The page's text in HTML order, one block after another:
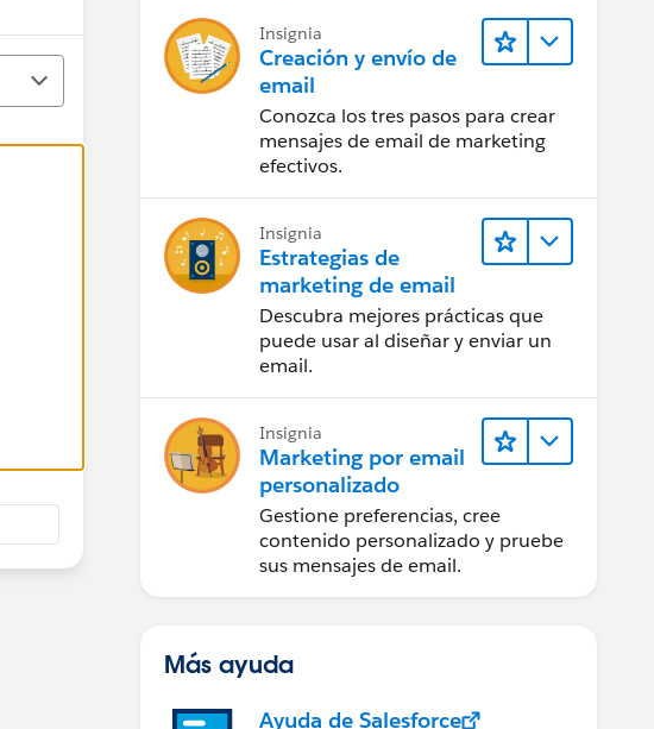
Insignia
Creación y envío de
email
Conozca los tres pasos para crear
mensajes de email de marketing
efectivos.
Insignia
Estrategias de
marketing de email
Descubra mejores prácticas que
puede usar al diseñar y enviar un
email.
Insignia
Marketing por email
personalizado
Gestione preferencias, cree
contenido personalizado y pruebe
sus mensajes de email.
Más ayuda
Ayuda de Salesforce